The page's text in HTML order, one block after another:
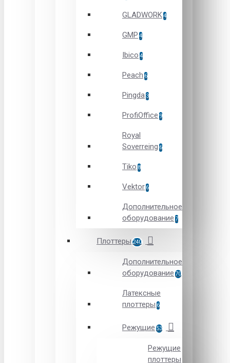
GLADWORK4
GMP 4
Ibico 4
Peach 6
Pingda 3
ProfiOffice 9
Royal
Soverreing 6
Tiko 8
Vektor 6
Дополнительное
оборудование 7
Плоттеры 240
Дополнительное
оборудование 70
Латексные
плоттеры 6
Режущие 53
Режущие
плоттеры